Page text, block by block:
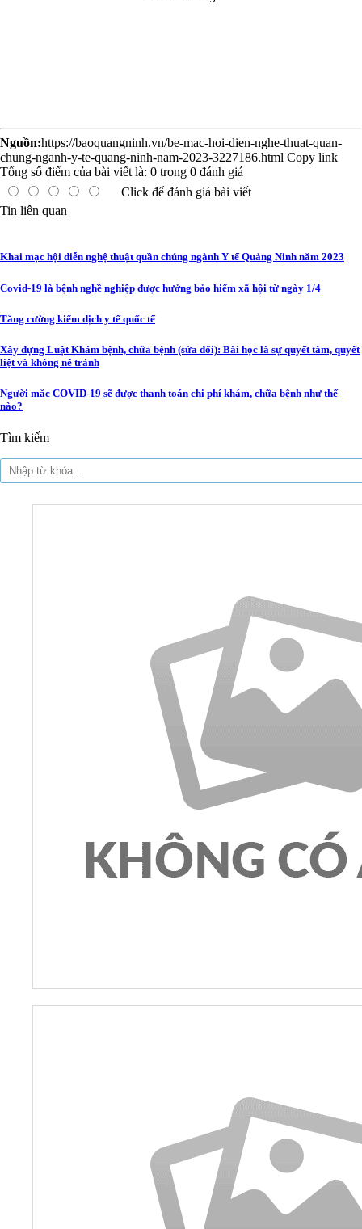
Nguồn:https://baoquangninh.vn/be-mac-hoi-dien-nghe-thuat-quan-
chung-nganh-y-te-quang-ninh-nam-2023-3227186.html Copy link
Tổng số điểm của bài viết là: 0 trong 0 đánh giá
Click để đánh giá bài viết
Tin liên quan
Khai mạc hội diễn nghệ thuật quần chúng ngành Y tế Quảng Ninh năm 2023
Covid-19 là bệnh nghề nghiệp được hưởng bảo hiểm xã hội từ ngày 1/4
Tăng cường kiểm dịch y tế quốc tế
Xây dựng Luật Khám bệnh, chữa bệnh (sửa đổi): Bài học là sự quyết tâm, quyết
liệt và không né tránh
Người mắc COVID-19 sẽ được thanh toán chi phí khám, chữa bệnh như thế
nào?
Tìm kiếm